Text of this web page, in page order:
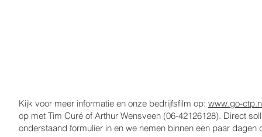
Kijk voor meer informatie en onze bedrijfsfilm op: www.go-
op met Tim Curé of Arthur Wensveen (06-42126128). Direct
onderstaand formulier in en we nemen binnen een paar dagen